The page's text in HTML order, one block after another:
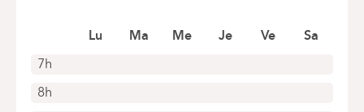
+32 2 434 87 60
Alleen telefonische afspraken
7h
8h
Lu Ma Me Je Ve Sa